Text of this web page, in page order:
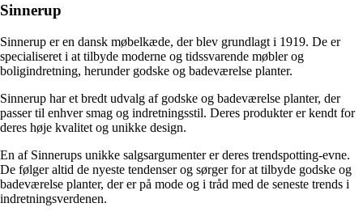
Sinnerup
Sinnerup er en dansk møbelkæde, der blev grundlagt i 1919. De er
specialiseret i at tilbyde moderne og tidssvarende møbler og
boligindretning, herunder godske og badeværelse planter.
Sinnerup har et bredt udvalg af godske og badeværelse planter, der
passer til enhver smag og indretningsstil. Deres produkter er kendt for
deres høje kvalitet og unikke design.
En af Sinnerups unikke salgsargumenter er deres trendspotting-evne.
De følger altid de nyeste tendenser og sørger for at tilbyde godske og
badeværelse planter, der er på mode og i tråd med de seneste trends i
indretningsverdenen.